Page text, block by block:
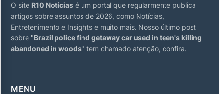
O site R10 Notícias é um portal que regularmente publica
artigos sobre assuntos de 2026, como Notícias,
Entretenimento e Insights e muito mais. Nosso último post
sobre "Brazil police find getaway car used in teen's killing
abandoned in woods" tem chamado atenção, confira.
MENU